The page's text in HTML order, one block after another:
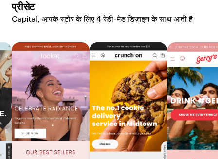
प्रीसेट
Capital, आपके स्टोर के लिए 4 रेडी-मेड डिज़ाइन के साथ आती है